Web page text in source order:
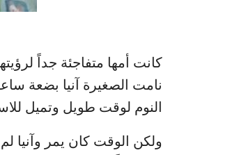
كانت أمها متفاجئة جداً
نامت الصغيرة آنيا بضعة
النوم لوقت طويل وتميل
ولكن الوقت كان يمر وآنيا